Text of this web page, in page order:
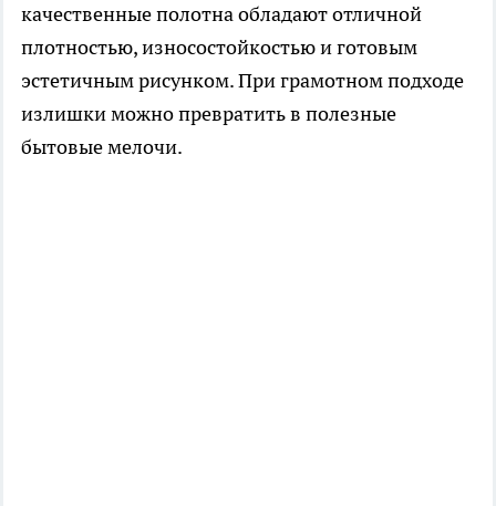
качественные полотна обладают отличной
плотностью, износостойкостью и готовым
эстетичным рисунком. При грамотном подходе
излишки можно превратить в полезные
бытовые мелочи.